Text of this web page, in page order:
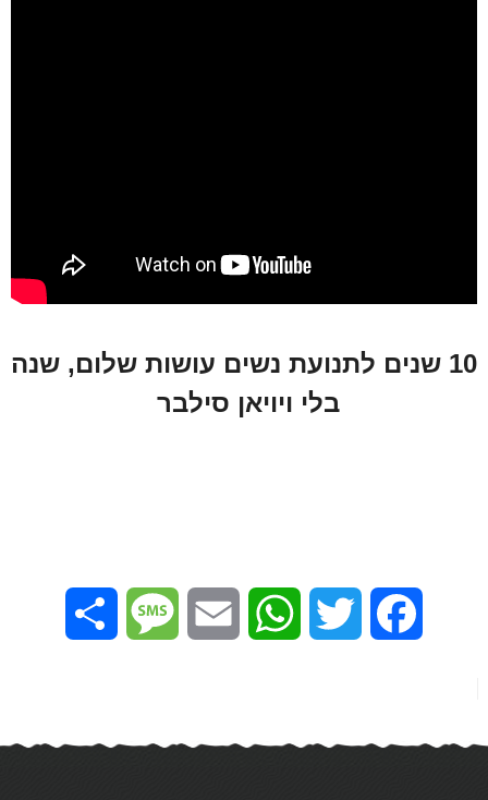
10 שנים לתנועת נשים עושות שלום, שנה
בלי ויויאן סילבר
Facebook
Twitter
WhatsApp
Email
Message